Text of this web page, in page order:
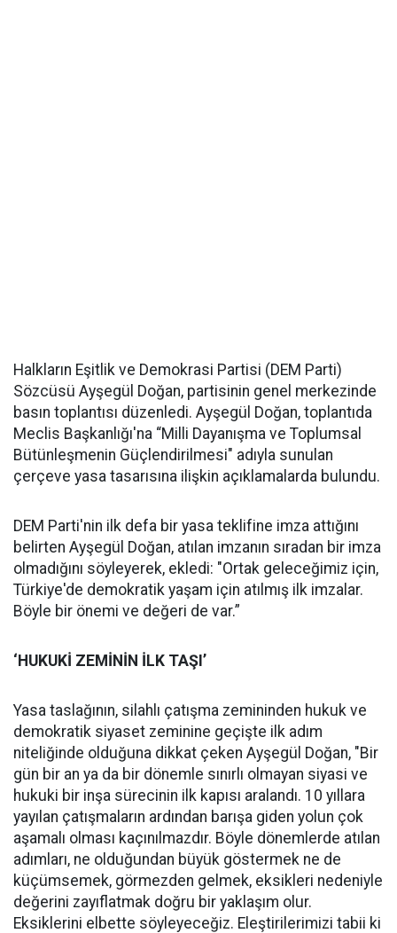
Halkların Eşitlik ve Demokrasi Partisi (DEM Parti)
Sözcüsü Ayşegül Doğan, partisinin genel merkezinde
basın toplantısı düzenledi. Ayşegül Doğan, toplantıda
Meclis Başkanlığı'na “Milli Dayanışma ve Toplumsal
Bütünleşmenin Güçlendirilmesi" adıyla sunulan
çerçeve yasa tasarısına ilişkin açıklamalarda bulundu.
DEM Parti'nin ilk defa bir yasa teklifine imza attığını
belirten Ayşegül Doğan, atılan imzanın sıradan bir imza
olmadığını söyleyerek, ekledi: "Ortak geleceğimiz için,
Türkiye'de demokratik yaşam için atılmış ilk imzalar.
Böyle bir önemi ve değeri de var.”
‘HUKUKİ ZEMİNİN İLK TAŞI’
Yasa taslağının, silahlı çatışma zemininden hukuk ve
demokratik siyaset zeminine geçişte ilk adım
niteliğinde olduğuna dikkat çeken Ayşegül Doğan, "Bir
gün bir an ya da bir dönemle sınırlı olmayan siyasi ve
hukuki bir inşa sürecinin ilk kapısı aralandı. 10 yıllara
yayılan çatışmaların ardından barışa giden yolun çok
aşamalı olması kaçınılmazdır. Böyle dönemlerde atılan
adımları, ne olduğundan büyük göstermek ne de
küçümsemek, görmezden gelmek, eksikleri nedeniyle
değerini zayıflatmak doğru bir yaklaşım olur.
Eksiklerini elbette söyleyeceğiz. Eleştirilerimizi tabii ki